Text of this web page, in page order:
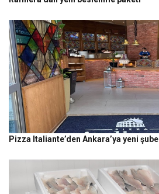
Pizza Italiante’den Ankara’ya yeni şube